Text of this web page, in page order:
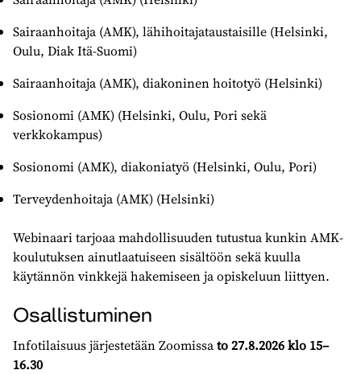
Sairaanhoitaja (AMK), lähihoitajataustaisille (Helsinki,
Oulu, Diak Itä-Suomi)
Sairaanhoitaja (AMK), diakoninen hoitotyö (Helsinki)
Sosionomi (AMK) (Helsinki, Oulu, Pori sekä
verkkokampus)
Sosionomi (AMK), diakoniatyö (Helsinki, Oulu, Pori)
Terveydenhoitaja (AMK) (Helsinki)
Webinaari tarjoaa mahdollisuuden tutustua kunkin AMK-
koulutuksen ainutlaatuiseen sisältöön sekä kuulla
käytännön vinkkejä hakemiseen ja opiskeluun liittyen.
Osallistuminen
Infotilaisuus järjestetään Zoomissato 27.8.2026klo 15–
16.30